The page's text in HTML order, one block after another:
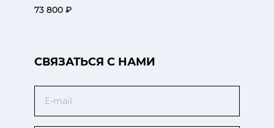
73 800 ₽
CВЯЗАТЬСЯ С НАМИ